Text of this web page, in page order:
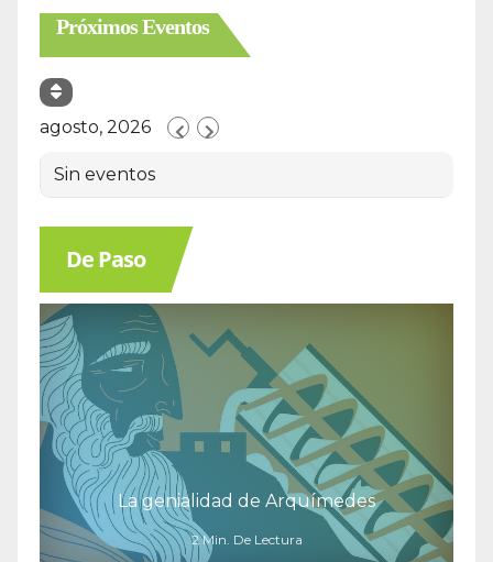
Próximos Eventos
agosto, 2026
Sin eventos
De Paso
La genialidad de Arquímedes
2 Min. De Lectura